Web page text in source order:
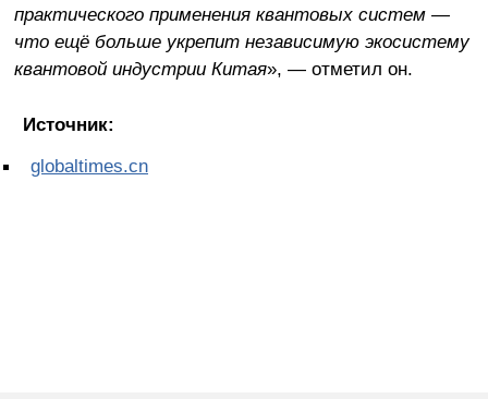
практического применения квантовых систем —
что ещё больше укрепит независимую экосистему
квантовой индустрии Китая», — отметил он.
Источник:
globaltimes.cn